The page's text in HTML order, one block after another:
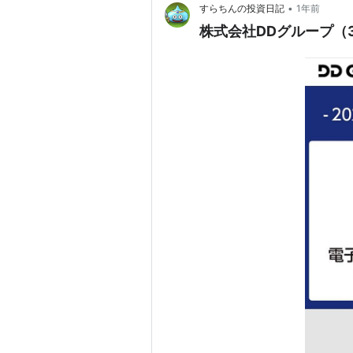
すらちんの投資日記 • 1年前
株式会社DDグループ